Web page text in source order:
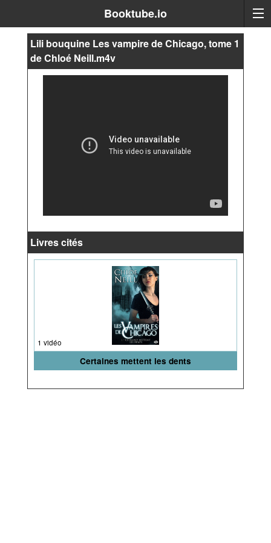
Booktube.io
Lili bouquine Les vampire de Chicago, tome 1
de Chloé Neill.m4v
Livres cités
1 vidéo
Certaines mettent les dents